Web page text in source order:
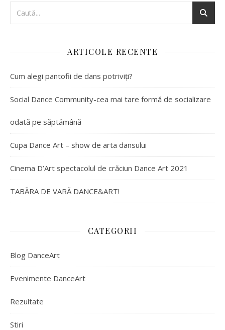
ARTICOLE RECENTE
Cum alegi pantofii de dans potriviți?
Social Dance Community-cea mai tare formă de socializare
odată pe săptămână
Cupa Dance Art – show de arta dansului
Cinema D’Art spectacolul de crăciun Dance Art 2021
TABĂRA DE VARĂ DANCE&ART!
CATEGORII
Blog DanceArt
Evenimente DanceArt
Rezultate
Stiri